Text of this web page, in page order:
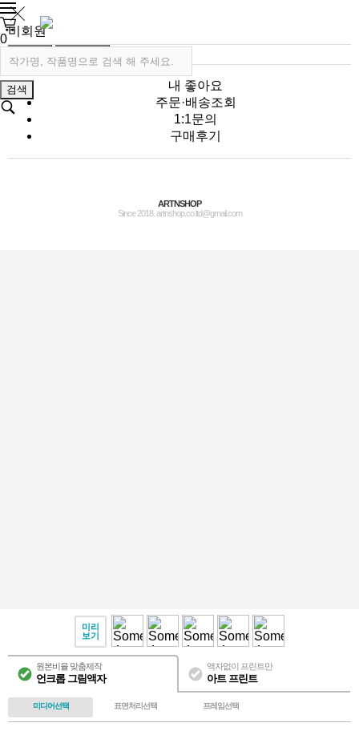
0
검색
비회원
로그인 회원가입
내 좋아요
주문·배송조회
1:1문의
구매후기
ARTNSHOP
Since 2018. artnshop.co.ltd@gmail.com
미리
보기
원본비율 맞춤제작
언크롭 그림액자
액자없이 프린트만
아트 프린트
미디어선택 표면처리선택 프레임선택